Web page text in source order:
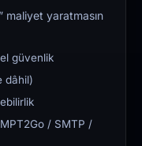
maliyet yaratmasın
güvenlik
dâhil)
/ SMTP /